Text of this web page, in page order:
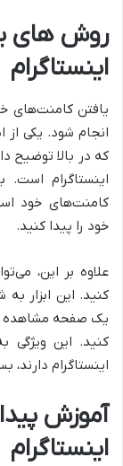
روش های
اینستاگرام
یافتن کامنت‌های
انجام شود. یکی
که در بالا توضیح
اینستاگرام است.
کامنت‌های خود
خود را پیدا کنید.
علاوه بر این،
کنید. این ابزار
یک صفحه مشاهده
کنید. این ویژگی
اینستاگرام
آموزش
اینستاگرام